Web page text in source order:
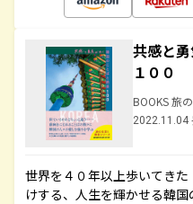
共感と
１００
BOOKS 旅
2022.11.04
世界を４０年以上歩いてき
けする、人生を輝かせる韓